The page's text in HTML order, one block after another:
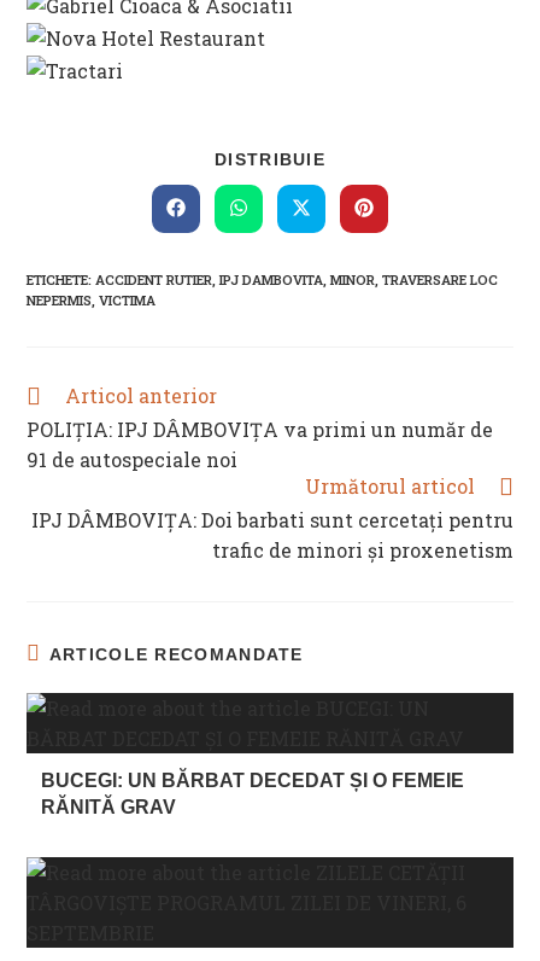
DISTRIBUIE
THIS
CONTENT
Opens
in
window
Opens
in
window
Opens
in
window
Opens
in
window
ETICHETE:ACCIDENT RUTIER, IPJ DAMBOVITA, MINOR, TRAVERSARE LOC
NEPERMIS, VICTIMA
READ
ARTICLES
Articol anterior
POLIȚIA: IPJ DÂMBOVIȚA va primi un număr de
91 de autospeciale noi
Următorul articol
IPJ DÂMBOVIȚA: Doi barbati sunt cercetați pentru
trafic de minori și proxenetism
ARTICOLE RECOMANDATE
BUCEGI: UN BĂRBAT DECEDAT ȘI O FEMEIE
RĂNITĂ GRAV